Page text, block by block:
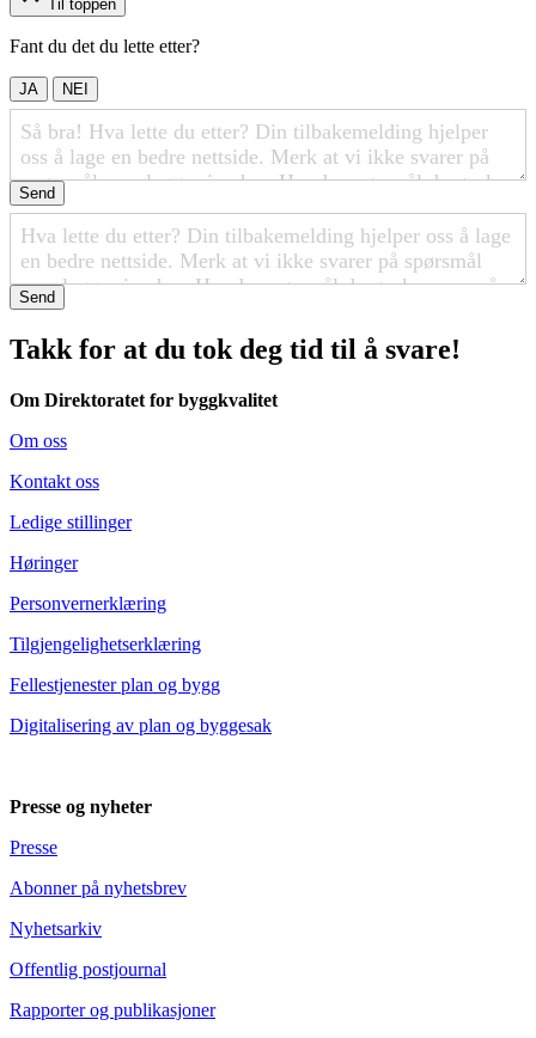
Til toppen
Fant du det du lette etter?
JA NEI
Send
Send
Takk for at du tok deg tid til å svare!
Om Direktoratet for byggkvalitet
Om oss
Kontakt oss
Ledige stillinger
Høringer
Personvernerklæring
Tilgjengelighetserklæring
Fellestjenester plan og bygg
Digitalisering av plan og byggesak
Presse og nyheter
Presse
Abonner på nyhetsbrev
Nyhetsarkiv
Offentlig postjournal
Rapporter og publikasjoner